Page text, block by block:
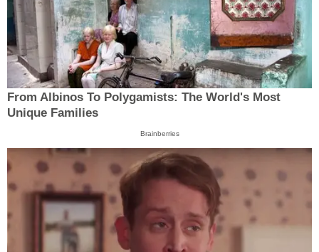
From Albinos To Polygamists: The World's Most
Unique Families
Brainberries